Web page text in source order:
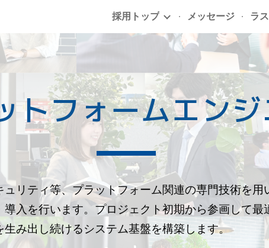
Skip to navigation
採用トップ メッセージ ラ
トフォームエン
リティ等、プラットフォーム関連の専門技術を
入を行います。プロジェクト初期から参画して
み出し続けるシステム基盤を構築します。